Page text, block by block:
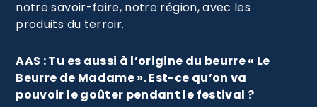
notre savoir-faire, notre région, avec les
produits du terroir.
AAS : Tu es aussi à l’origine du beurre « Le
Beurre de Madame ». Est-ce qu’on va
pouvoir le goûter pendant le festival ?